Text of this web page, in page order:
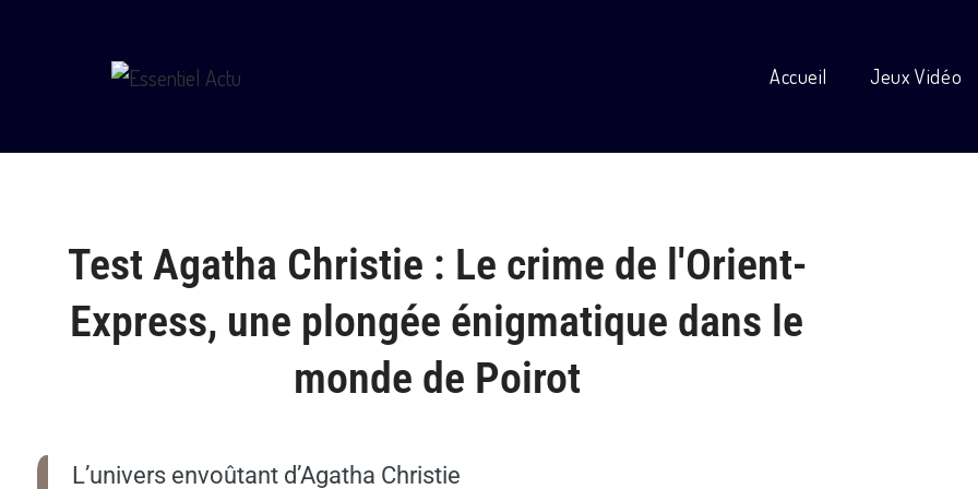
Accueil Jeux Vidéo
Test Agatha Christie : Le crime de l'Orient-
Express, une plongée énigmatique dans le
monde de Poirot
L’univers envoûtant d’Agatha Christie